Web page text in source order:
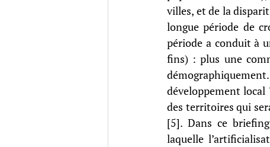
villes, et de la
longue période de
période a conduit à
fins) : plus une
développement local
des territoires qui
[5]. Dans ce
laquelle